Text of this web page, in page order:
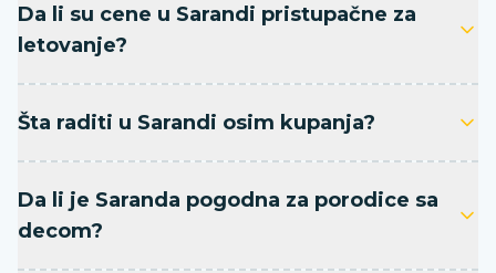
Da li su cene u Sarandi pristupačne za
letovanje?
Šta raditi u Sarandi osim kupanja?
Da li je Saranda pogodna za porodice sa
decom?